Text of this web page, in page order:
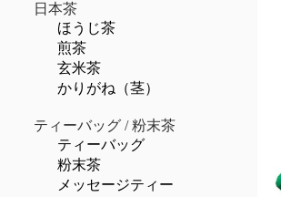
日本茶
ほうじ茶
煎茶
玄米茶
かりがね（茎）
ティーバッグ / 粉末茶
ティーバッグ
粉末茶
メッセージティー